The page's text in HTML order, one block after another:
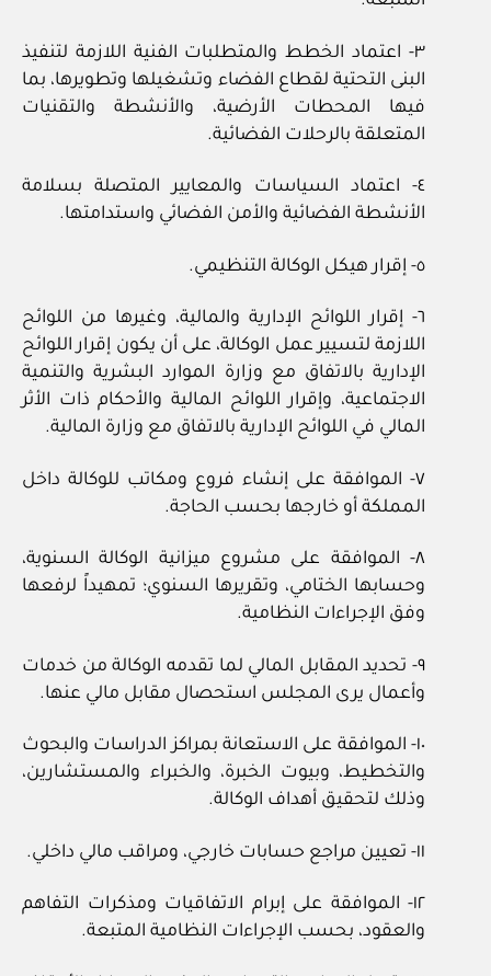
٣- اعتماد الخطط والمتطلبات الفنية اللازمة لتنفيذ
البنى التحتية لقطاع الفضاء وتشغيلها وتطويرها، بما
فيها المحطات الأرضية، والأنشطة والتقنيات
المتعلقة بالرحلات الفضائية.
٤- اعتماد السياسات والمعايير المتصلة بسلامة
الأنشطة الفضائية والأمن الفضائي واستدامتها.
٥- إقرار هيكل الوكالة التنظيمي.
٦- إقرار اللوائح الإدارية والمالية، وغيرها من اللوائح
اللازمة لتسيير عمل الوكالة، على أن يكون إقرار اللوائح
الإدارية بالاتفاق مع وزارة الموارد البشرية والتنمية
الاجتماعية، وإقرار اللوائح المالية والأحكام ذات الأثر
المالي في اللوائح الإدارية بالاتفاق مع وزارة المالية.
٧- الموافقة على إنشاء فروع ومكاتب للوكالة داخل
المملكة أو خارجها بحسب الحاجة.
٨- الموافقة على مشروع ميزانية الوكالة السنوية،
وحسابها الختامي، وتقريرها السنوي؛ تمهيداً لرفعها
وفق الإجراءات النظامية.
٩- تحديد المقابل المالي لما تقدمه الوكالة من خدمات
وأعمال يرى المجلس استحصال مقابل مالي عنها.
١٠- الموافقة على الاستعانة بمراكز الدراسات والبحوث
والتخطيط، وبيوت الخبرة، والخبراء والمستشارين،
وذلك لتحقيق أهداف الوكالة.
١١- تعيين مراجع حسابات خارجي، ومراقب مالي داخلي.
١٢- الموافقة على إبرام الاتفاقيات ومذكرات التفاهم
والعقود، بحسب الإجراءات النظامية المتبعة.